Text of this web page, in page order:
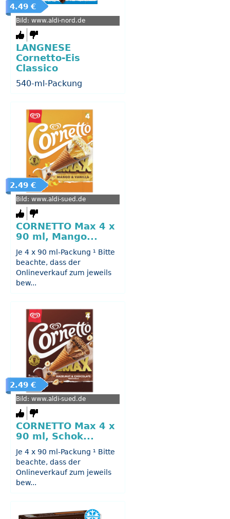
4.49 €
Bild: www.aldi-nord.de
LANGNESE
Cornetto-Eis
Classico
540-ml-Packung
2.49 €
Bild: www.aldi-sued.de
CORNETTO Max 4 x
90 ml, Mango...
Je 4 x 90 ml-Packung ¹ Bitte
beachte, dass der
Onlineverkauf zum jeweils
bew...
2.49 €
Bild: www.aldi-sued.de
CORNETTO Max 4 x
90 ml, Schok...
Je 4 x 90 ml-Packung ¹ Bitte
beachte, dass der
Onlineverkauf zum jeweils
bew...